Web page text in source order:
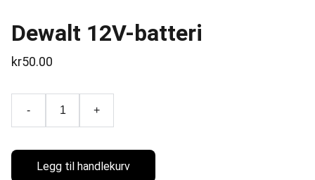
Dewalt 12V-batteri
kr50.00
- +
Legg til handlekurv